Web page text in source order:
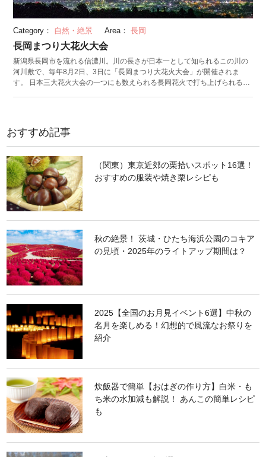
Category： 自然・絶景 Area： 長岡
長岡まつり大花火大会
新潟県長岡市を流れる信濃川。川の長さが日本一として知られるこの川の
河川敷で、毎年8月2日、3日に「長岡まつり大花火大会」が開催されま
す。 日本三大花火大会の一つにも数えられる長岡花火で打ち上げられる花
火を5分間打ち上げ続けます。
おすすめ記事
（関東）東京近郊の栗拾いスポット16選！
おすすめの服装や焼き栗レシピも
秋の絶景！ 茨城・ひたち海浜公園のコキア
の見頃・2025年のライトアップ期間は？
2025【全国のお月見イベント6選】中秋の
名月を楽しめる！幻想的で風流なお祭りを
紹介
炊飯器で簡単【おはぎの作り方】白米・も
ち米の水加減も解説！ あんこの簡単レシピ
も